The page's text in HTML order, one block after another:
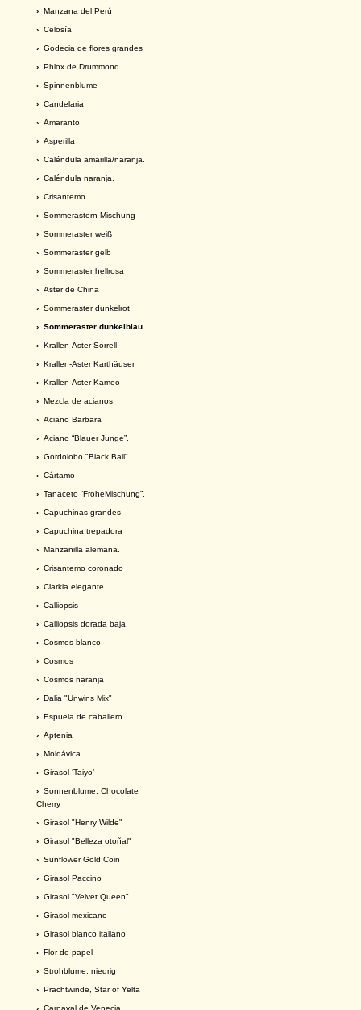
› Manzana del Perú
› Celosía
› Godecia de flores grandes
› Phlox de Drummond
› Spinnenblume
› Candelaria
› Amaranto
› Asperilla
› Caléndula amarilla/naranja.
› Caléndula naranja.
› Crisantemo
› Sommerastern-Mischung
› Sommeraster weiß
› Sommeraster gelb
› Sommeraster hellrosa
› Aster de China
› Sommeraster dunkelrot
› Sommeraster dunkelblau
› Krallen-Aster Sorrell
› Krallen-Aster Karthäuser
› Krallen-Aster Kameo
› Mezcla de acianos
› Aciano Barbara
› Aciano “Blauer Junge”.
› Gordolobo "Black Ball"
› Cártamo
› Tanaceto “FroheMischung”.
› Capuchinas grandes
› Capuchina trepadora
› Manzanilla alemana.
› Crisantemo coronado
› Clarkia elegante.
› Calliopsis
› Calliopsis dorada baja.
› Cosmos blanco
› Cosmos
› Cosmos naranja
› Dalia "Unwins Mix"
› Espuela de caballero
› Aptenia
› Moldávica
› Girasol ‘Taiyo’
› Sonnenblume, Chocolate
Cherry
› Girasol "Henry Wilde"
› Girasol "Belleza otoñal"
› Sunflower Gold Coin
› Girasol Paccino
› Girasol "Velvet Queen"
› Girasol mexicano
› Girasol blanco italiano
› Flor de papel
› Strohblume, niedrig
› Prachtwinde, Star of Yelta
› Carnaval de Venecia.